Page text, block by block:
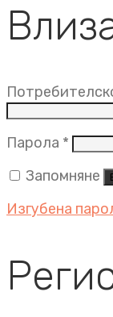
Парола *
Запомняне
Изгубена